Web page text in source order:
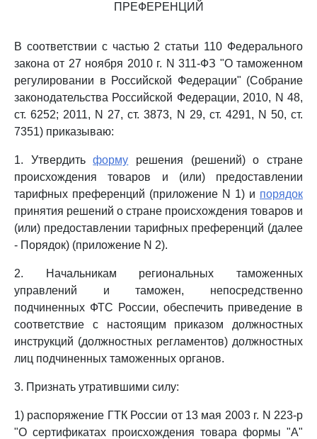
ПРЕФЕРЕНЦИЙ
В соответствии с частью 2 статьи 110 Федерального
закона от 27 ноября 2010 г. N 311-ФЗ "О таможенном
регулировании в Российской Федерации" (Собрание
законодательства Российской Федерации, 2010, N 48,
ст. 6252; 2011, N 27, ст. 3873, N 29, ст. 4291, N 50, ст.
7351) приказываю:
1. Утвердитьформу решения (решений) о стране
происхождения товаров и (или) предоставлении
тарифных преференций (приложение N 1) и порядок
принятия решений о стране происхождения товаров и
(или) предоставлении тарифных преференций (далее
- Порядок) (приложение N 2).
2. Начальникам региональных таможенных
управлений и таможен, непосредственно
подчиненных ФТС России, обеспечить приведение в
соответствие с настоящим приказом должностных
инструкций (должностных регламентов) должностных
лиц подчиненных таможенных органов.
3. Признать утратившими силу:
1) распоряжение ГТК России от 13 мая 2003 г. N 223-р
"О сертификатах происхождения товара формы "А"